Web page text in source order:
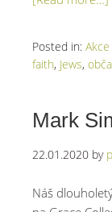
Posted in: Akce
faith, Jews,
Mark
22.01.2020 by
Náš